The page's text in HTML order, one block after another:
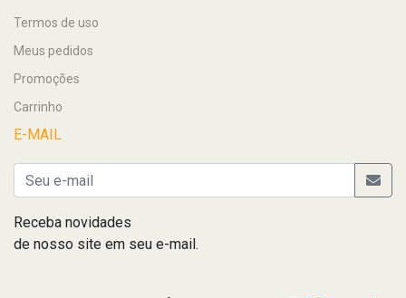
Termos de uso
Meus pedidos
Promoções
Carrinho
E-MAIL
Receba novidades
de nosso site em seu e-mail.